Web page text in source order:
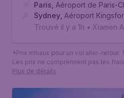
Paris Aéroport de Paris-
Sydney Aéroport
Trouvé il y a 1h • Xiamen
*Prix initiaux pour un vol aller-retour.
Les prix ne comprennent pas les
Plus de détails